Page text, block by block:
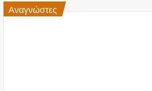
Αναγνώστες